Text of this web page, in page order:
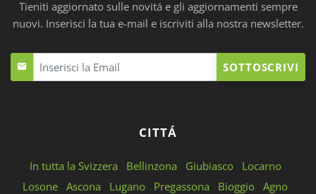
Tieniti aggiornato sulle novitá e gli aggiornamenti sempre
nuovi. Inserisci la tua e-mail e iscriviti alla nostra newsletter.
SOTTOSCRIVI
CITTÁ
In tutta la Svizzera Bellinzona Giubiasco
Locarno
Losone Ascona Lugano Pregassona Bioggio Agno